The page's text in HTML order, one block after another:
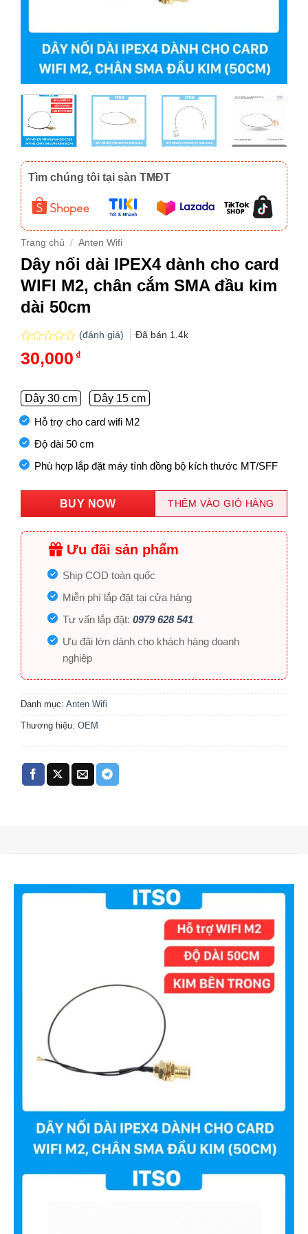
Tìm chúng tôi tại sàn TMĐT
Trang chủ / Anten Wifi
Dây nối dài IPEX4 dành cho card
WIFI M2, chân cắm SMA đầu kim
dài 50cm
Được
xếp
5
sao
(đánh giá) Đã bán 1.4k
30,000 ₫
Dây 30 cm
Dây 15 cm
Hỗ trợ cho card wifi M2
Độ dài 50 cm
Phù hợp lắp đặt máy tính đồng bộ kích thước MT/SFF
THÊM VÀO GIỎ HÀNG
BUY NOW
Ưu đãi sản phẩm
Ship COD toàn quốc
Miễn phí lắp đặt tại cửa hàng
Tư vấn lắp đặt: 0979 628 541
Ưu đãi lớn dành cho khách hàng doanh
nghiệp
Danh mục: Anten Wifi
Thương hiệu: OEM